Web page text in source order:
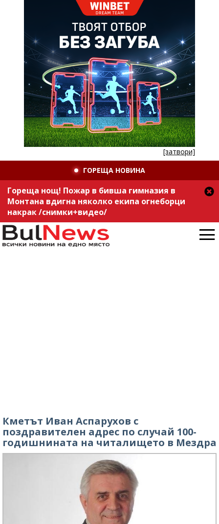
[затвори]
ГОРЕЩА НОВИНА
Гореща нощ! Пожар в бивша гимназия в
Монтана вдигна няколко екипа огнеборци
накрак /снимки+видео/
Кметът Иван Аспарухов с
поздравителен адрес по случай 100-
годишнината на читалището в Мездра